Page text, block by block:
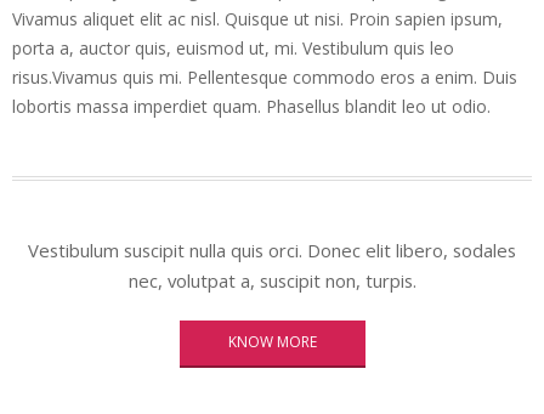
Vivamus aliquet elit ac nisl. Quisque ut nisi. Proin sapien ipsum,
porta a, auctor quis, euismod ut, mi. Vestibulum quis leo
risus.Vivamus quis mi. Pellentesque commodo eros a enim. Duis
lobortis massa imperdiet quam. Phasellus blandit leo ut odio.
Vestibulum suscipit nulla quis orci. Donec elit libero, sodales
nec, volutpat a, suscipit non, turpis.
KNOW MORE